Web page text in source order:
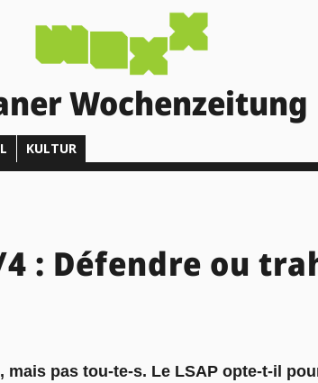
Wochenzeitung
KULTUR
: Défendre ou
pas tou-te-s. Le LSAP opte-t-il